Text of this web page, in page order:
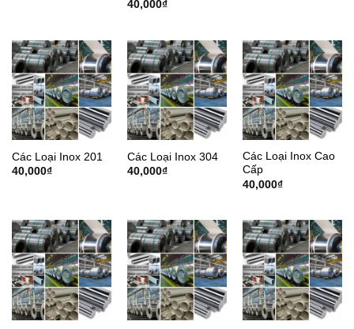
40,000₫
Các Loại Inox 201
40,000₫
Các Loại Inox 304
40,000₫
Các Loại Inox Cao
Cấp
40,000₫